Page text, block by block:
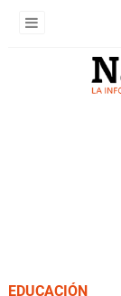
EDUCACIÓN